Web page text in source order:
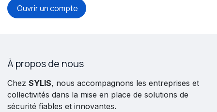
Ouvrir un compte
À propos de nous
Chez SYLIS, nous accompagnons les entreprises et
collectivités dans la mise en place de solutions de
sécurité fiables et innovantes.